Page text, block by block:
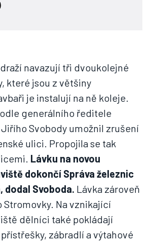
navazují tři dvoukolejné
které jsou z většiny
je instalují na ně koleje.
generálního ředitele
Svobody umožnil zrušení
ulici. Propojila se tak
Lávku na novou
dokončí Správa železnic
dodal Svoboda. Lávka zároveň
Na vznikající
dělníci také pokládají
zábradlí a výtahové